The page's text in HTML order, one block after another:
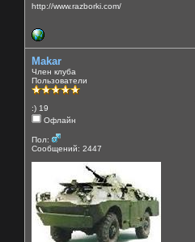
http://www.razborki.com/
Makar
Член клуба
Пользователи
:) 19
Офлайн
Пол:
Сообщений: 2447